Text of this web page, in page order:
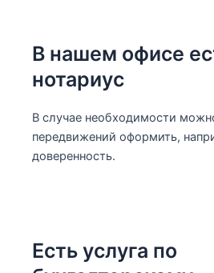
В нашем офисе
нотариус
В случае необходимости
передвижений оформить,
доверенность.
Есть услуга по